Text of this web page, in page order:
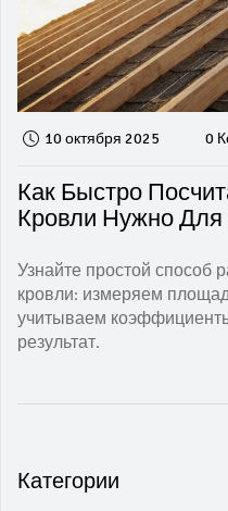
10 октября 2025 0
Как Быстро
Кровли Нужно
Узнайте простой способ
кровли: измеряем
учитываем
результат.
Категории